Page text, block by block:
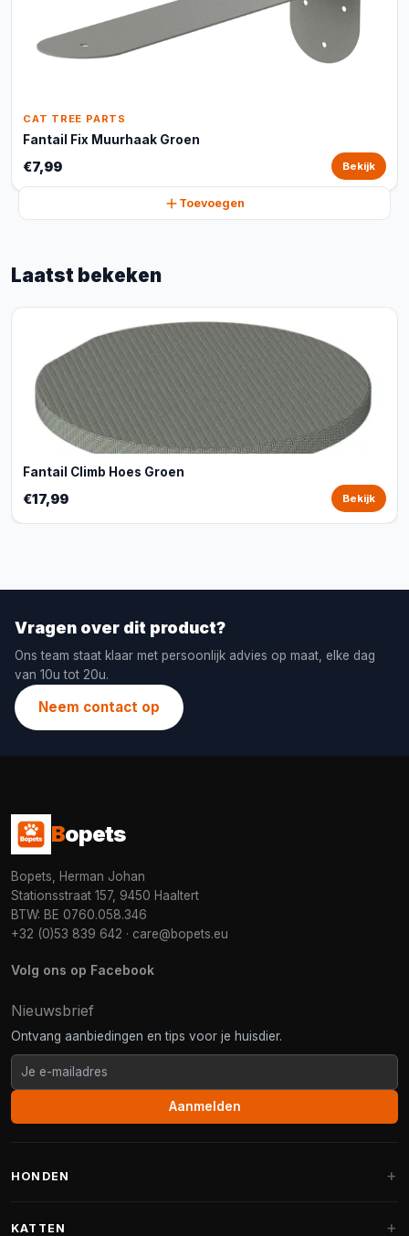
CAT TREE PARTS
Fantail Fix Muurhaak Groen
€7,99 Bekijk
Toevoegen
Laatst bekeken
Fantail Climb Hoes Groen
€17,99 Bekijk
Vragen over dit product?
Ons team staat klaar met persoonlijk advies op maat, elke dag
van 10u tot 20u.
Neem contact op
Bopets
Bopets, Herman Johan
Stationsstraat 157, 9450 Haaltert
BTW: BE 0760.058.346
+32 (0)53 839 642 · care@bopets.eu
Volg ons op Facebook
Nieuwsbrief
Ontvang aanbiedingen en tips voor je huisdier.
Aanmelden
HONDEN
KATTEN